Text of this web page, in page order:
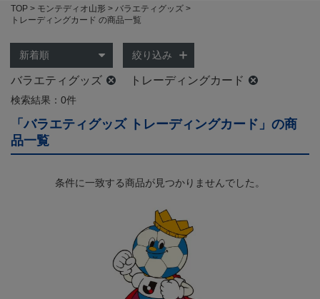
TOP モンテディオ山形
バラエティグッズ
トレーディングカード の商品一覧
絞り込み
バラエティグッズ トレーディングカード
検索結果：0件
「バラエティグッズ トレーディングカード」の商
品一覧
条件に一致する商品が見つかりませんでした。